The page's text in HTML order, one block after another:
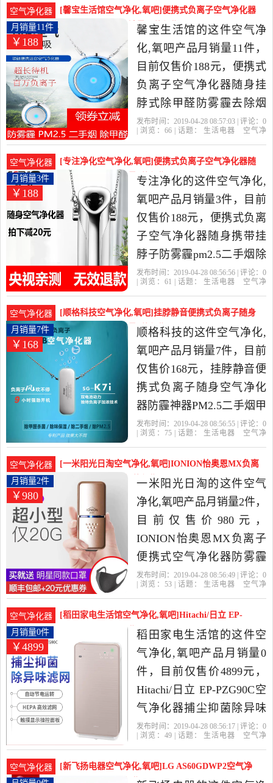
比很高的空气净化,氧吧，
由天津发货。
空气净化器
[馨宝生活馆空气净化,氧吧]便携式负离子空气净化器
随身挂脖式除甲月销量11件仅售188元
￥188
月销量11件
馨宝生活馆的这件空气净
化,氧吧产品月销量11件，
目前仅售价188元，便携式
负离子空气净化器随身挂
脖式除甲醛防雾霾去除烟
味防二手烟是2019年馨宝
性价比很高的空气净化,氧
吧，由上海发货。
发布时间：2019-04-28 08:57:03 | 评论： 0
| 浏览： 66| 话题： 生活电器
空气净
空气净化器
[专注净化空气净化,氧吧]便携式负离子空气净化器随
身携带挂脖子月销量3件仅售188元
￥188
月销量3件
专注净化的这件空气净化,
氧吧产品月销量3件，目前
仅售价188元，便携式负离
子空气净化器随身携带挂
脖子防雾霾pm2.5二手烟除
甲醛是2019年专注净化精
高的空气净化,氧吧，由上
海发货。
发布时间：2019-04-28 08:56:56 | 评论： 0
| 浏览： 61 | 话题： 生活电器
空气净
空气净化器
[顺格科技空气净化,氧吧]挂脖静音便携式负离子随身
空气净化器防月销量7件仅售168元
￥168
月销量7件
顺格科技的这件空气净化,
氧吧产品月销量7件，目前
仅售价168元，挂脖静音便
携式负离子随身空气净化
器防霾神器PM2.5二手烟甲
醛是2019年顺格科技精选
的空气净化,氧吧，由广东
深圳发货。
发布时间：2019-04-28 08:56:55 | 评论： 0
| 浏览： 75| 话题： 生活电器
空气净
空气净化器
[一米阳光日淘空气净化,氧吧]IONION怡奥恩MX负离
子便携式空月销量2件仅售980元
￥980
月销量2件
一米阳光日淘的这件空气
净化,氧吧产品月销量2件，
目前仅售价980元，
IONION怡奥恩MX负离子
便携式空气净化器防雾霾
电子口罩日本是2019年一
当中性价比很高的空气净
化,氧吧，由广东 深圳发
货。
发布时间：2019-04-28 08:56:49 | 评论： 0
| 浏览： 53| 话题： 生活电器
空气净
空气净化器
[稻田家电生活馆空气净化,氧吧]Hitachi/日立 EP-
PZG9月销量0件仅售4899元
￥4899
月销量0件
稻田家电生活馆的这件空
气净化,氧吧产品月销量0
件，目前仅售价4899元，
Hitachi/日立 EP-PZG90C空
气净化器捕尘抑菌除异味
滤网是2019年稻田家电生
价比很高的空气净化,氧
发布时间：2019-04-28 08:56:17 | 评论： 0
| 浏览： 49| 话题： 生活电器
空气净
空气净化器
[新飞扬电器空气净化,氧吧]LG AS60GDWP2空气净